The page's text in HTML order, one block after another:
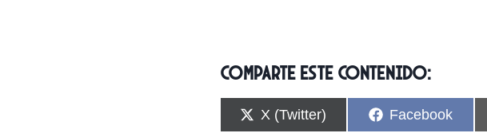
Comparte este contenido:
C
o
X (Twitter)
C
o
Facebook